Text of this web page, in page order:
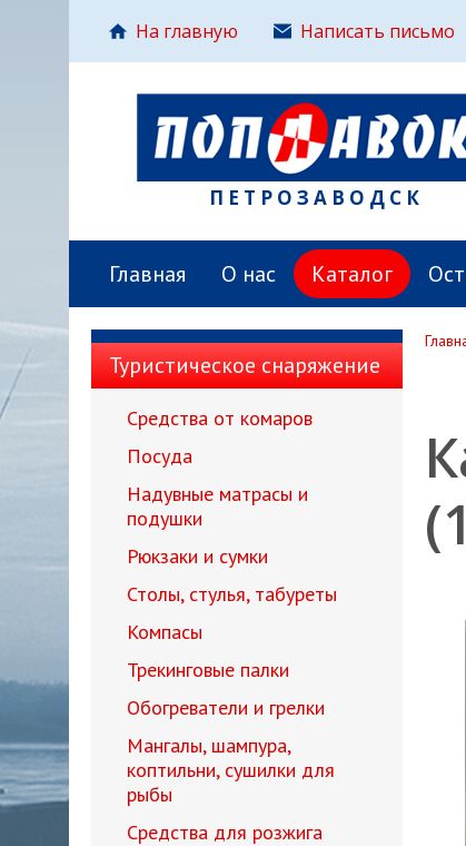
На главную Написать письмо
ПЕТРОЗАВОДСК
Главная О нас Каталог
Туристическое снаряжение
Средства от комаров
Посуда
Надувные матрасы и
подушки
Рюкзаки и сумки
Столы, стулья, табуреты
Компасы
Трекинговые палки
Обогреватели и грелки
Мангалы, шампура,
коптильни, сушилки для
рыбы
Средства для розжига